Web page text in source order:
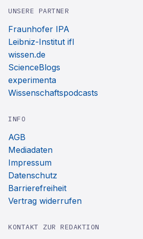
UNSERE PARTNER
Fraunhofer IPA
Leibniz-Institut ifl
wissen.de
ScienceBlogs
experimenta
Wissenschaftspodcasts
INFO
AGB
Mediadaten
Impressum
Datenschutz
Barrierefreiheit
Vertrag widerrufen
KONTAKT ZUR REDAKTION